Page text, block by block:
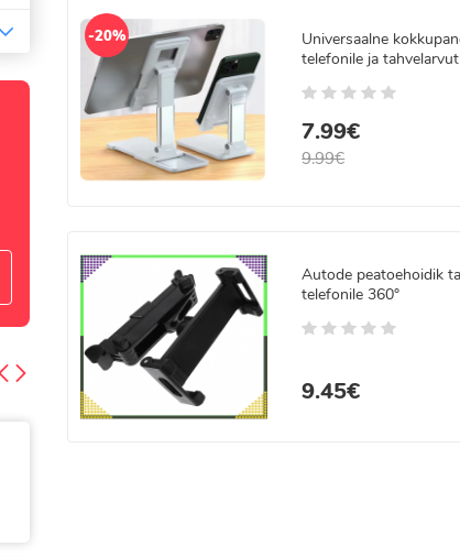
-20%
Universaalne
telefonile ja
7.99€
9.99€
Autode peatoehoidik
telefonile 360°
9.45€